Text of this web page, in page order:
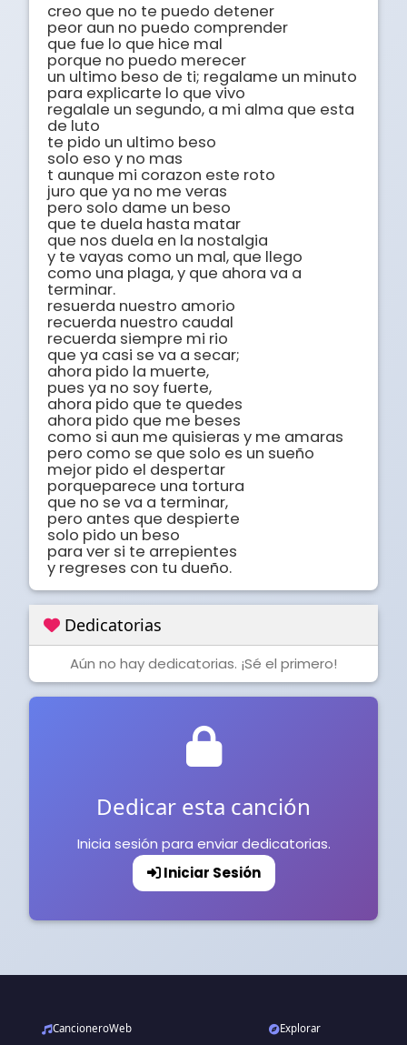
creo que no te puedo detener
peor aun no puedo comprender
que fue lo que hice mal
porque no puedo merecer
un ultimo beso de ti; regalame un minuto
para explicarte lo que vivo
regalale un segundo, a mi alma que esta
de luto
te pido un ultimo beso
solo eso y no mas
t aunque mi corazon este roto
juro que ya no me veras
pero solo dame un beso
que te duela hasta matar
que nos duela en la nostalgia
y te vayas como un mal, que llego
como una plaga, y que ahora va a
terminar.
resuerda nuestro amorio
recuerda nuestro caudal
recuerda siempre mi rio
que ya casi se va a secar;
ahora pido la muerte,
pues ya no soy fuerte,
ahora pido que te quedes
ahora pido que me beses
como si aun me quisieras y me amaras
pero como se que solo es un sueño
mejor pido el despertar
porqueparece una tortura
que no se va a terminar,
pero antes que despierte
solo pido un beso
para ver si te arrepientes
y regreses con tu dueño.
Dedicatorias
Aún no hay dedicatorias. ¡Sé el primero!
Dedicar esta canción
Inicia sesión para enviar dedicatorias.
Iniciar Sesión
CancioneroWeb Explorar